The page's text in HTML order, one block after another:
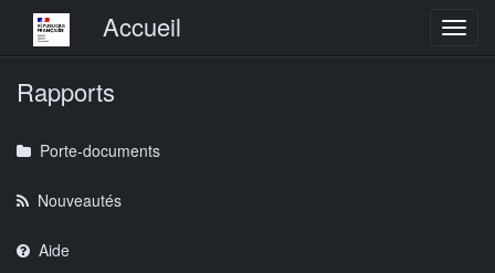
Menu principalAccueil
Rapports
Porte-documents
Nouveautés
Aide